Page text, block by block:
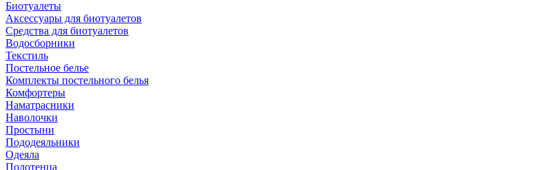
Биотуалеты
Аксессуары для биотуалетов
Средства для биотуалетов
Водосборники
Текстиль
Постельное белье
Комплекты постельного белья
Комфортеры
Наматрасники
Наволочки
Простыни
Пододеяльники
Одеяла
Полотенца